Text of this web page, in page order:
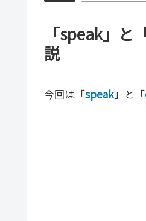
「speak」
説
今回は「speak」と「